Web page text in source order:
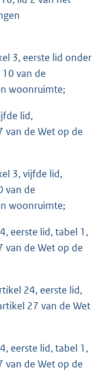
3, eerste lid onder
van de
woonruimte;
lid,
van de Wet op de
3, vijfde lid,
van de
woonruimte;
eerste lid, tabel 1,
van de Wet op de
24, eerste lid,
27 van de Wet
eerste lid, tabel 1,
van de Wet op de